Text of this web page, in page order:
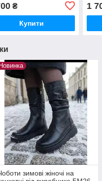
₴
Купити
1
зимові жіночі на